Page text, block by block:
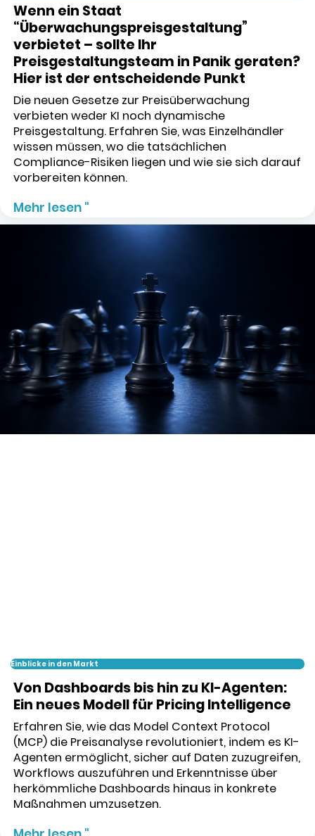
Wenn ein Staat
“Überwachungspreisgestaltung”
verbietet – sollte Ihr
Preisgestaltungsteam in Panik geraten?
Hier ist der entscheidende Punkt
Die neuen Gesetze zur Preisüberwachung
verbieten weder KI noch dynamische
Preisgestaltung. Erfahren Sie, was Einzelhändler
wissen müssen, wo die tatsächlichen
Compliance-Risiken liegen und wie sie sich darauf
vorbereiten können.
Mehr lesen "
Einblicke in den Markt
Von Dashboards bis hin zu KI-Agenten:
Ein neues Modell für Pricing Intelligence
Erfahren Sie, wie das Model Context Protocol
(MCP) die Preisanalyse revolutioniert, indem es KI-
Agenten ermöglicht, sicher auf Daten zuzugreifen,
Workflows auszuführen und Erkenntnisse über
herkömmliche Dashboards hinaus in konkrete
Maßnahmen umzusetzen.